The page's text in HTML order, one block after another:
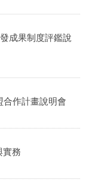
成果制度評鑑說
合作計畫說明會
務